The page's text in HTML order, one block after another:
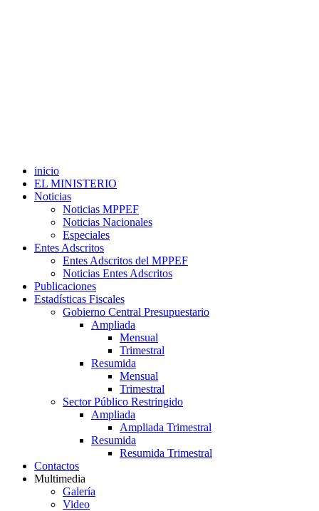
inicio
EL MINISTERIO
Noticias
Noticias MPPEF
Noticias Nacionales
Especiales
Entes Adscritos
Entes Adscritos del MPPEF
Noticias Entes Adscritos
Publicaciones
Estadísticas Fiscales
Gobierno Central Presupuestario
Ampliada
Mensual
Trimestral
Resumida
Mensual
Trimestral
Sector Público Restringido
Ampliada
Ampliada Trimestral
Resumida
Resumida Trimestral
Contactos
Multimedia
Galería
Video